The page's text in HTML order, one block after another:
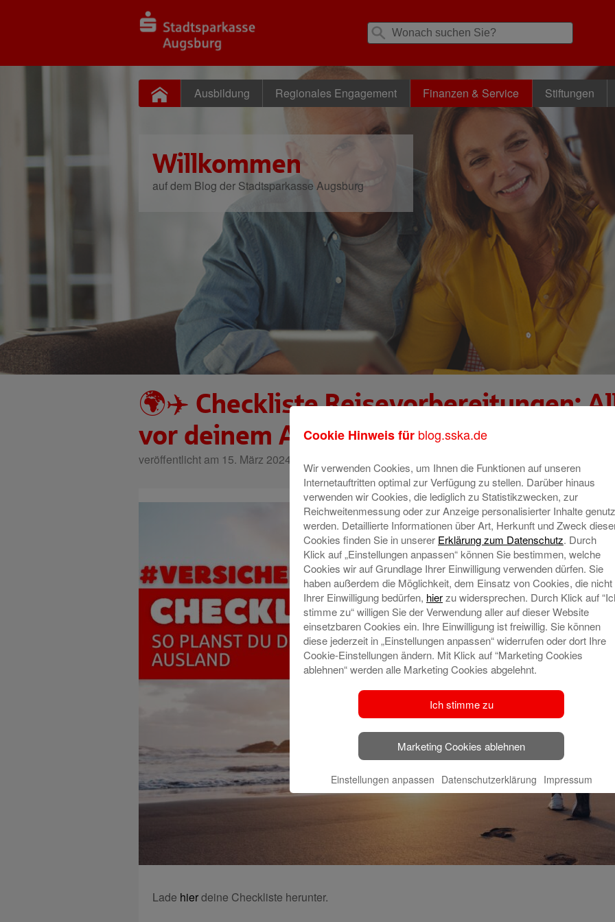
Ausbildung Regionales Engagement Finanzen & Service Stiftungen
Willkommen
auf dem Blog der Stadtsparkasse Augsburg
🌍✈️ Checkliste Reisevorbereitungen:
vor deinem Abenteuer erledigen
veröffentlicht am 15. März 2024 | Kategorie:
Lade hierdeine Checkliste herunter.
Cookie Hinweis für blog.sska.de
Wir verwenden Cookies, um Ihnen die Funktionen auf unseren
Internetauftritten optimal zur Verfügung zu stellen. Darüber hinaus
verwenden wir Cookies, die lediglich zu Statistikzwecken, zur
Reichweitenmessung oder zur Anzeige personalisierter Inhalte
werden. Detaillierte Informationen über Art, Herkunft und Zweck
Cookies finden Sie in unserer Erklärung zum Datenschutz. Durch
Klick auf „Einstellungen anpassen“ können Sie bestimmen, welche
Cookies wir auf Grundlage Ihrer Einwilligung verwenden dürfen. Sie
haben außerdem die Möglichkeit, dem Einsatz von Cookies, die nicht
Ihrer Einwilligung bedürfen, hierzu widersprechen. Durch Klick auf
stimme zu“ willigen Sie der Verwendung aller auf dieser Website
einsetzbaren Cookies ein. Ihre Einwilligung ist freiwillig. Sie können
diese jederzeit in „Einstellungen anpassen“ widerrufen oder dort Ihre
Cookie-Einstellungen ändern. Mit Klick auf “Marketing Cookies
ablehnen“ werden alle Marketing Cookies abgelehnt.
Ich stimme zu
Marketing Cookies ablehnen
Einstellungen anpassen Datenschutzerklärung Impressum